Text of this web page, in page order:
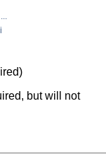
but will not